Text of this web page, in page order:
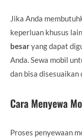
Jika Anda
keperluan khusus
besaryang dapat
Anda. Sewa mobil
dan bisa disesuaikan
Cara Menyewa
Proses penyewaan